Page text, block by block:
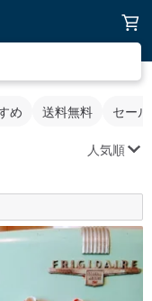
め 送料無料 セー
人気順